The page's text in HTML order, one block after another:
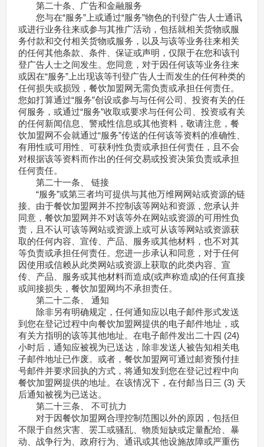
第二十条、广告和金融服务
您与在“服务”上或通过“服务”物色的刊登广告人士通讯
或进行业务往来或参与其推广活动，包括就相关货物或服
务付款和交付相关货物或服务，以及与该等业务往来相关
的任何其他条款、条件、保证或声明，仅限于在您和该刊
登广告人士之间发生。您同意，对于因任何该等业务往来
或因在“服务”上出现该等刊登广告人士而发生的任何种类的
任何损失或损毁，餐饮加盟网无需负责或承担任何责任。
您如打算通过“服务”创设或参与与任何公司、投资有关的任
何服务，或通过“服务”收取或要求与任何公司、投资或有关
的任何新闻信息、警戒性信息或其他资料，敬请注意，餐
饮加盟网不会就通过“服务”传送的任何该等资料的准确性、
有用性或可用性、可获利性负责或承担任何责任，且不会
对根据该等资料而作出的任何交易或投资决策负责或承担
任何责任。
第二十一条、 链接
“服务”或第三者均可提供与其他万维网网站或资源的链
接。由于餐饮加盟网并不控制该等网站和资源，您承认并
同意，餐饮加盟网并不对该等外在网站或资源的可用性负
责，且不认可该等网站或资源上或可从该等网站或资源获
取的任何内容、宣传、产品、服务或其他材料，也不对其
等负责或承担任何责任。您进一步承认和同意，对于任何
因使用或信赖从此类网站或资源上获取的此类内容、宣
传、产品、服务或其他材料而造成(或声称造成)的任何直接
或间接损失，餐饮加盟网均不承担责任。
第二十二条、 通知
除非另有明确规定，任何通知应以电子邮件形式发送
到您在登记过程中向餐饮加盟网提供的电子邮件地址，或
有关方指明的该等其他地址。在电子邮件发出二十四 (24)
小时后，通知应被视为已送达，除非发送人被告知相关电
子邮件地址已作废。或者，餐饮加盟网可通过邮资预付挂
号邮件并要求回执的方式，将通知发到您在登记过程中向
餐饮加盟网提供的地址。在该情况下，在付邮当日三 (3) 天
后通知被视为已送达。
第二十三条、 不可抗力
对于因餐饮加盟网合理控制范围以外的原因，包括但
不限于自然灾害、罢工或骚乱、物质短缺或定量配给、暴
动、战争行为、政府行为、通讯或其他设施故障或严重伤